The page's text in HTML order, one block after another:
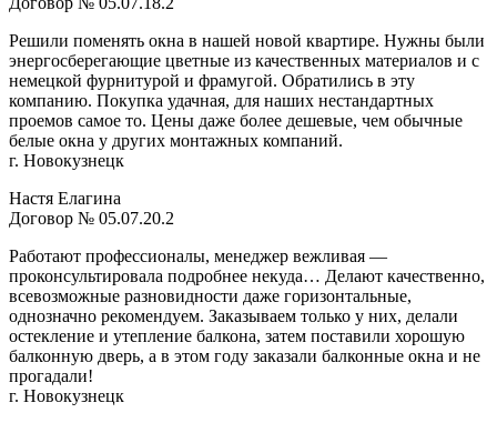
Решили поменять окна в нашей новой квартире. Нужны были
энергосберегающие цветные из качественных материалов и с
немецкой фурнитурой и фрамугой. Обратились в эту
компанию. Покупка удачная, для наших нестандартных
проемов самое то. Цены даже более дешевые, чем обычные
белые окна у других монтажных компаний.
г. Новокузнецк
Настя Елагина
Договор № 05.07.20.2
Работают профессионалы, менеджер вежливая —
проконсультировала подробнее некуда… Делают качественно,
всевозможные разновидности даже горизонтальные,
однозначно рекомендуем. Заказываем только у них, делали
остекление и утепление балкона, затем поставили хорошую
балконную дверь, а в этом году заказали балконные окна и не
прогадали!
г. Новокузнецк